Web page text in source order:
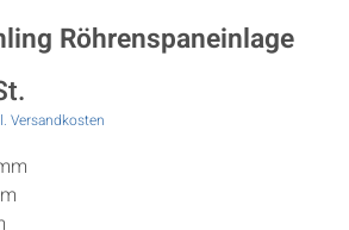
Röhrenspaneinlage
Versandkosten